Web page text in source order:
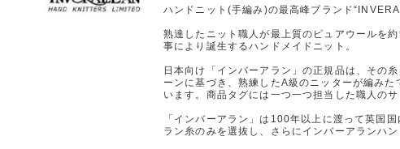
ハンドニット(手編み)の最高峰ブランド
熟達したニット職人が最上質のピュアウールを
事により誕生するハンドメイドニット。
日本向け「インバーアラン」の正規品は、その
ーンに基づき、熟練したA級のニッターが編み
います。商品タグには一つ一つ担当した職人のサ
「インバーアラン」は100年以上に渡って英国
ラン糸のみを選抜し、さらにインバーアランハ